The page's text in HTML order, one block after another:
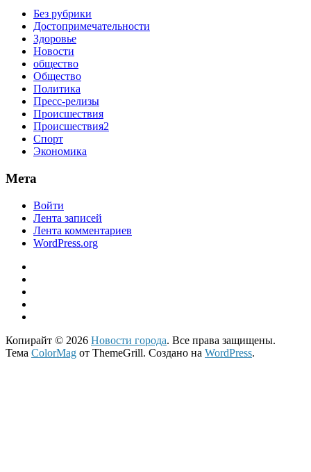
Без рубрики
Достопримечательности
Здоровье
Новости
общество
Общество
Политика
Пресс-релизы
Происшествия
Происшествия2
Спорт
Экономика
Мета
Войти
Лента записей
Лента комментариев
WordPress.org
Копирайт © 2026 Новости города. Все права защищены.
Тема ColorMag от ThemeGrill. Создано на WordPress.